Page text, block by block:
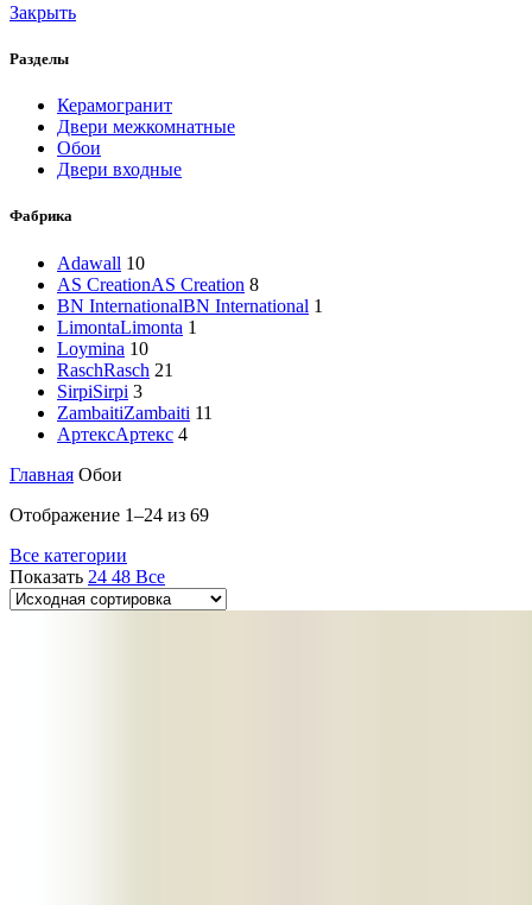
Закрыть
Разделы
Керамогранит
Двери межкомнатные
Обои
Двери входные
Фабрика
Adawall 10
AS CreationAS Creation 8
BN InternationalBN International 1
LimontaLimonta 1
Loymina 10
RaschRasch 21
SirpiSirpi 3
ZambaitiZambaiti 11
АртексАртекс 4
Главная Обои
Отображение 1–24 из 69
Все категории
Показать 24 48 Все